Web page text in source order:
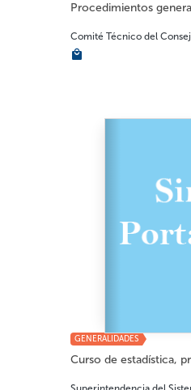
Comité Técnico del
GENERALIDADES